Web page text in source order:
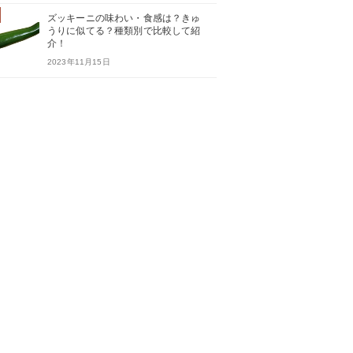
ズッキーニの味わい・食感は？きゅ
うりに似てる？種類別で比較して紹
介！
2023年11月15日